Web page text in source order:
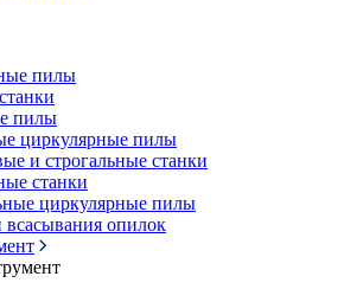
пилы
пилы
циркулярные пилы
и строгальные станки
станки
циркулярные пилы
всасывания опилок